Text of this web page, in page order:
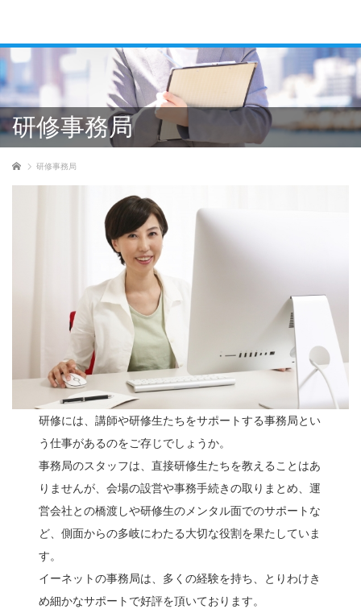
研修事務局
ホーム 研修事務局
研修には、講師や研修生たちをサポートする事務局とい
う仕事があるのをご存じでしょうか。
事務局のスタッフは、直接研修生たちを教えることはあ
りませんが、会場の設営や事務手続きの取りまとめ、運
営会社との橋渡しや研修生のメンタル面でのサポートな
ど、側面からの多岐にわたる大切な役割を果たしていま
す。
イーネットの事務局は、多くの経験を持ち、とりわけき
め細かなサポートで好評を頂いております。